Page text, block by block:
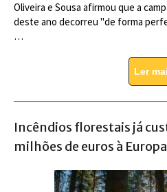
Oliveira e Sousa afirmou que a
deste ano decorreu "de forma
…
Ler
Incêndios florestais já
milhões de euros à